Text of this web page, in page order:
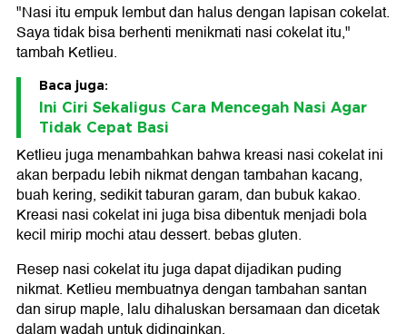
"Nasi itu empuk lembut dan halus dengan lapisan cokelat.
Saya tidak bisa berhenti menikmati nasi cokelat itu,"
tambah Ketlieu.
Baca juga:
Ini Ciri Sekaligus Cara Mencegah Nasi Agar
Tidak Cepat Basi
Ketlieu juga menambahkan bahwa kreasi nasi cokelat ini
akan berpadu lebih nikmat dengan tambahan kacang,
buah kering, sedikit taburan garam, dan bubuk kakao.
Kreasi nasi cokelat ini juga bisa dibentuk menjadi bola
kecil mirip mochi atau dessert. bebas gluten.
Resep nasi cokelat itu juga dapat dijadikan puding
nikmat. Ketlieu membuatnya dengan tambahan santan
dan sirup maple, lalu dihaluskan bersamaan dan dicetak